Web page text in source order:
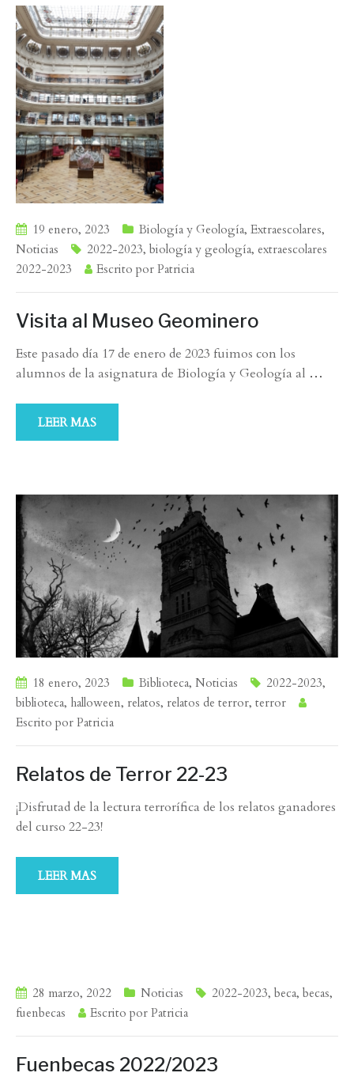
19 enero, 2023 Biología y Geología, Extraescolares,
Noticias
2022-2023, biología y geología, extraescolares
2022-2023
Escrito por Patricia
Visita al Museo Geominero
Este pasado día 17 de enero de 2023 fuimos con los
alumnos de la asignatura de Biología y Geología al …
LEER MAS
18 enero, 2023 Biblioteca, Noticias 2022-2023,
biblioteca, halloween, relatos, relatos de terror, terror
Escrito por Patricia
Relatos de Terror 22-23
¡Disfrutad de la lectura terrorífica de los relatos ganadores
del curso 22-23!
LEER MAS
28 marzo, 2022 Noticias 2022-2023, beca, becas,
fuenbecas
Escrito por Patricia
Fuenbecas 2022/2023